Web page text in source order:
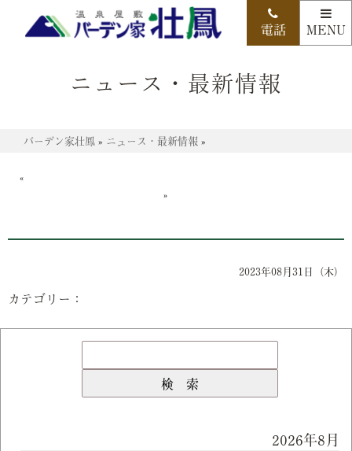
ニュース・最新情報
バーデン家壮鳳 » ニュース・最新情報 »
«
»
2023年08月31日（木）
カテゴリー：
2026年8月